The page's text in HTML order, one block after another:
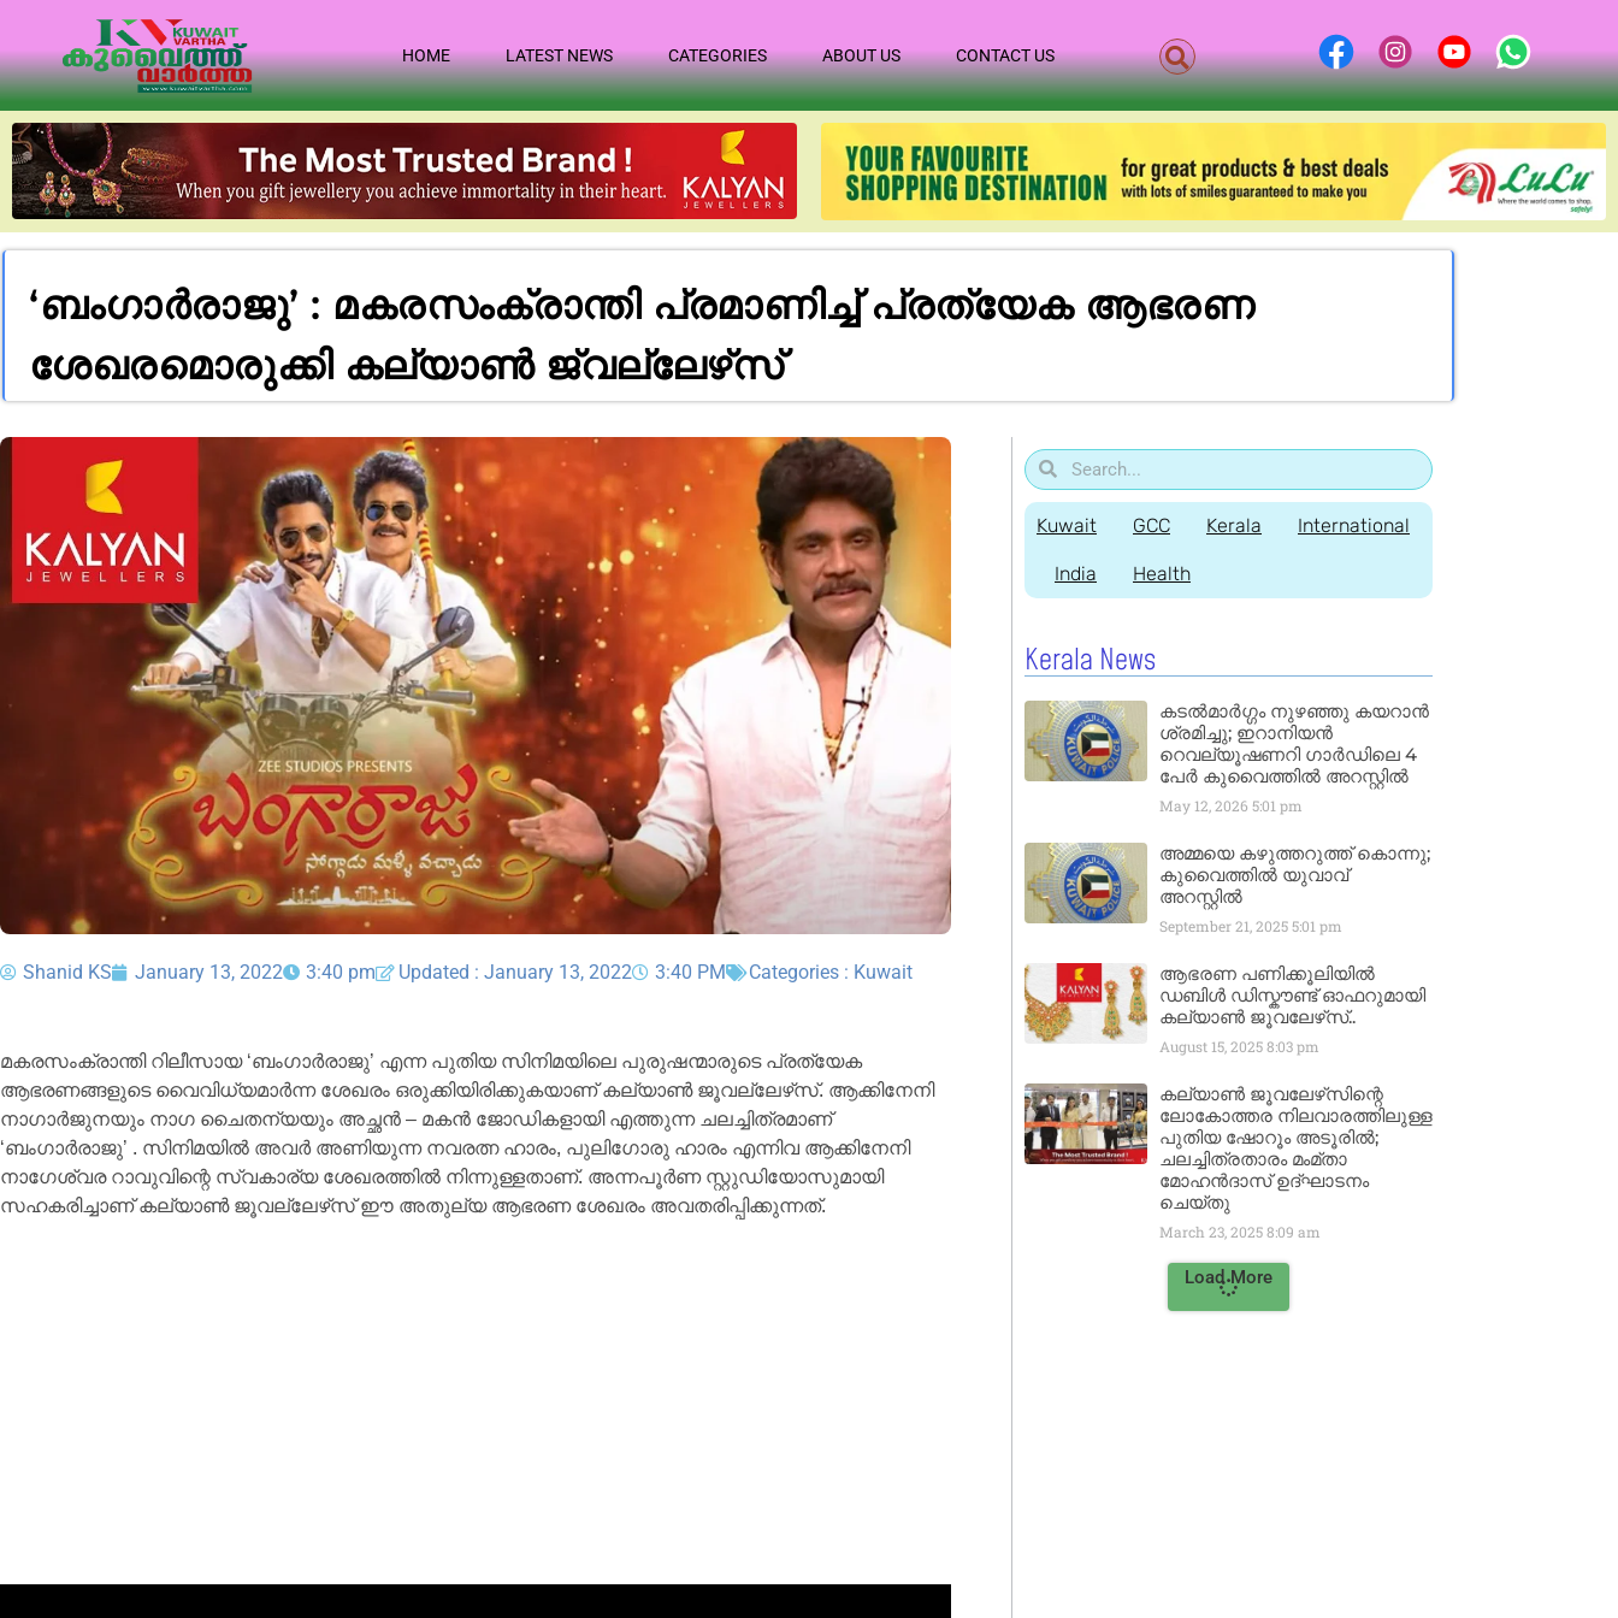
HOME LATEST NEWS CATEGORIES ABOUT US CONTACT US
‘ബംഗാർരാജു’ : മകരസംക്രാന്തി പ്രമാണിച്ച് പ്രത്യേക ആഭരണ
ശേഖരമൊരുക്കി കല്യാൺ ജ്വല്ലേഴ്‌സ്
Shanid KS January 13, 2022 3:40 pm Updated : January 13, 2022 3:40 PM Categories : Kuwait
മകരസംക്രാന്തി റിലീസായ ‘ബംഗാർരാജു’ എന്ന പുതിയ സിനിമയിലെ പുരുഷന്മാരുടെ പ്രത്യേക
ആഭരണങ്ങളുടെ വൈവിധ്യമാർന്ന ശേഖരം ഒരുക്കിയിരിക്കുകയാണ് കല്യാൺ ജൂവല്ലേഴ്‌സ്. ആക്കിനേനി
നാഗാർജുനയും നാഗ ചൈതന്യയും അച്ഛൻ – മകൻ ജോഡികളായി എത്തുന്ന ചലച്ചിത്രമാണ്
‘ബംഗാർരാജു’ . സിനിമയിൽ അവർ അണിയുന്ന നവരത്ന ഹാരം, പുലിഗോരു ഹാരം എന്നിവ ആക്കിനേനി
നാഗേശ്വര റാവുവിന്റെ സ്വകാര്യ ശേഖരത്തിൽ നിന്നുള്ളതാണ്. അന്നപൂർണ സ്റ്റുഡിയോസുമായി
സഹകരിച്ചാണ് കല്യാൺ ജൂവല്ലേഴ്‌സ് ഈ അതുല്യ ആഭരണ ശേഖരം അവതരിപ്പിക്കുന്നത്.
Kuwait GCC Kerala International
India Health
Kerala News
കടൽമാർഗ്ഗം നുഴഞ്ഞു കയറാൻ
ശ്രമിച്ചു; ഇറാനിയൻ
റെവല്യൂഷണറി ഗാർഡിലെ 4
പേർ കുവൈത്തിൽ അറസ്റ്റിൽ
May 12, 2026 5:01 pm
അമ്മയെ കഴുത്തറുത്ത് കൊന്നു;
കുവൈത്തിൽ യുവാവ്
അറസ്റ്റിൽ
September 21, 20255:01 pm
ആഭരണ പണിക്കൂലിയിൽ
ഡബിൾ ഡിസ്കൗണ്ട് ഓഫറുമായി
കല്യാൺ ജൂവലേഴ്‌സ്..
August 15, 20258:03 pm
കല്യാൺ ജൂവലേഴ്‌സിന്റെ
ലോകോത്തര നിലവാരത്തിലുള്ള
പുതിയ ഷോറൂം അടൂരിൽ;
ചലച്ചിത്രതാരം മംമ്താ
മോഹൻദാസ് ഉദ്ഘാടനം
ചെയ്‌തു
March 23, 20258:09 am
Load More